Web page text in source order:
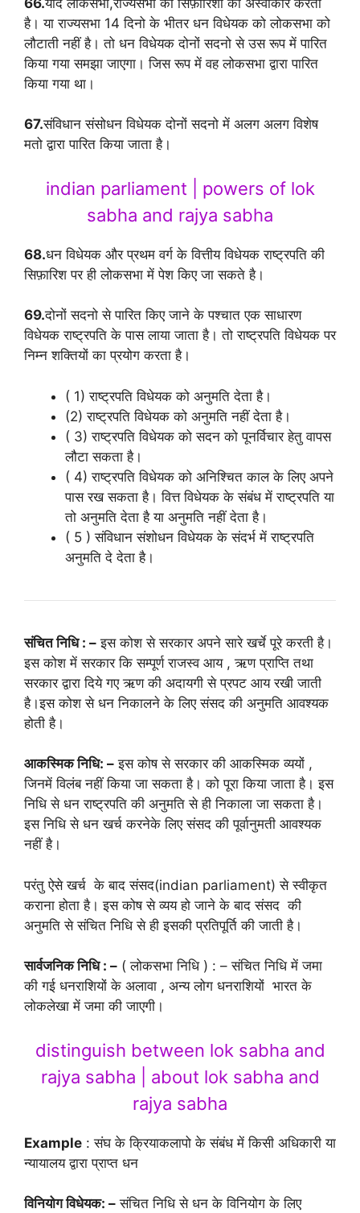
है। या राज्यसभा 14 दिनो के भीतर धन विधेयक को लोकसभा को
लौटाती नहीं है। तो धन विधेयक दोनों सदनो से उस रूप में पारित
किया गया समझा जाएगा। जिस रूप में वह लोकसभा द्वारा पारित
किया गया था।
67.संविधान संसोधन विधेयक दोनों सदनो में अलग अलग विशेष
मतो द्वारा पारित किया जाता है।
indian parliament | powers of lok
sabha and rajya sabha
68.धन विधेयक और प्रथम वर्ग के वित्तीय विधेयक राष्ट्रपति की
सिफ़ारिश पर ही लोकसभा में पेश किए जा सकते है।
69.दोनों सदनो से पारित किए जाने के पश्चात एक साधारण
विधेयक राष्ट्रपति के पास लाया जाता है। तो राष्ट्रपति विधेयक पर
निम्न शक्तियों का प्रयोग करता है।
( 1) राष्ट्रपति विधेयक को अनुमति देता है।
(2) राष्ट्रपति विधेयक को अनुमति नहीं देता है।
( 3) राष्ट्रपति विधेयक को सदन को पूनर्विचार हेतु वापस
लौटा सकता है।
( 4) राष्ट्रपति विधेयक को अनिश्चित काल के लिए अपने
पास रख सकता है। वित्त विधेयक के संबंध में राष्ट्रपति या
तो अनुमति देता है या अनुमति नहीं देता है।
( 5 ) संविधान संशोधन विधेयक के संदर्भ में राष्ट्रपति
अनुमति दे देता है।
संचित निधि : – इस कोश से सरकार अपने सारे खर्चे पूरे करती है।
इस कोश में सरकार कि सम्पूर्ण राजस्व आय , ऋण प्राप्ति तथा
सरकार द्वारा दिये गए ऋण की अदायगी से प्रपट आय रखी जाती
है।इस कोश से धन निकालने के लिए संसद की अनुमति आवश्यक
होती है।
आकस्मिक निधि: – इस कोष से सरकार की आकस्मिक व्ययों ,
जिनमें विलंब नहीं किया जा सकता है। को पूरा किया जाता है। इस
निधि से धन राष्ट्रपति की अनुमति से ही निकाला जा सकता है।
इस निधि से धन खर्च करनेके लिए संसद की पूर्वानुमती आवश्यक
नहीं है।
परंतु ऐसे खर्च के बाद संसद(indian parliament) से स्वीकृत
कराना होता है। इस कोष से व्यय हो जाने के बाद संसद की
अनुमति से संचित निधि से ही इसकी प्रतिपूर्ति की जाती है।
सार्वजनिक निधि : – ( लोकसभा निधि ) : – संचित निधि में जमा
की गई धनराशियों के अलावा , अन्य लोग धनराशियों भारत के
लोकलेखा में जमा की जाएगी।
distinguish between lok sabha and
rajya sabha | about lok sabha and
rajya sabha
Example : संघ के क्रियाकलापो के संबंध में किसी अधिकारी या
न्यायालय द्वारा प्राप्त धन
विनियोग विधेयक: – संचित निधि से धन के विनियोग के लिए